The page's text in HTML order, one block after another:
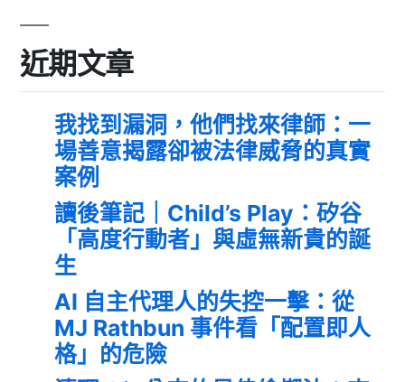
近期文章
我找到漏洞，他們找來律師：一
場善意揭露卻被法律威脅的真實
案例
讀後筆記｜Child’s Play：矽谷
「高度行動者」與虛無新貴的誕
生
AI 自主代理人的失控一擊：從
MJ Rathbun 事件看「配置即人
格」的危險